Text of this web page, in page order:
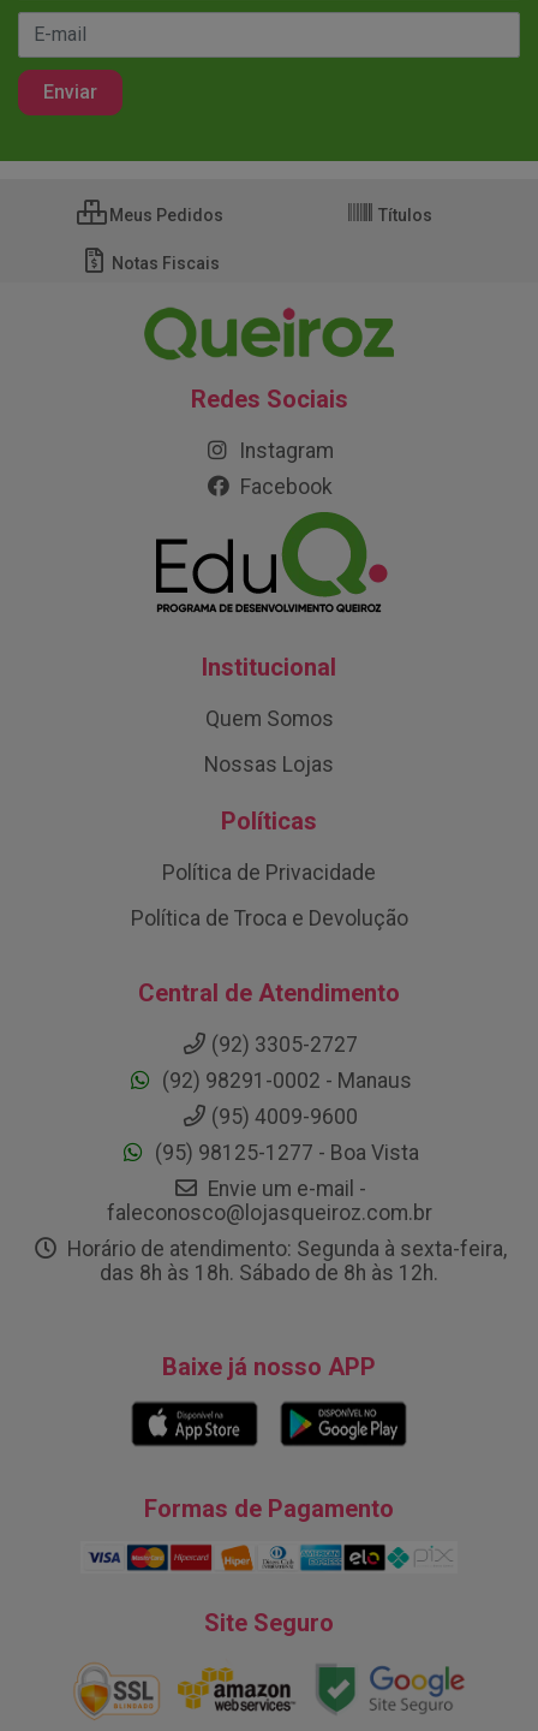
Meus Pedidos Títulos
Notas Fiscais
Redes Sociais
Instagram
Facebook
Institucional
Quem Somos
Nossas Lojas
Políticas
Política de Privacidade
Política de Troca e Devolução
Central de Atendimento
(92) 3305-2727
(92) 98291-0002 - Manaus
(95) 4009-9600
(95) 98125-1277 - Boa Vista
Envie um e-mail -
faleconosco@lojasqueiroz.com.br
Horário de atendimento: Segunda à sexta-feira,
das 8h às 18h. Sábado de 8h às 12h.
Baixe já nosso APP
Formas de Pagamento
Site Seguro